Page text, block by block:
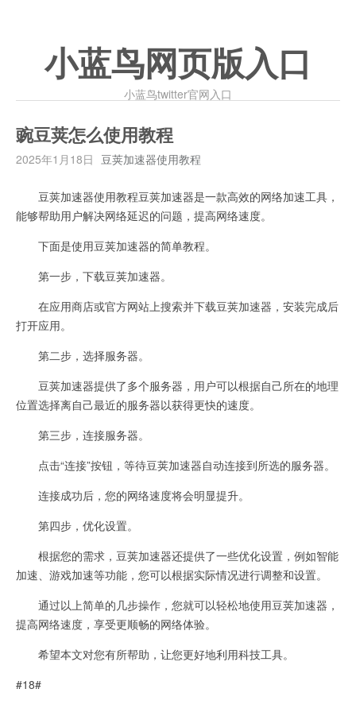
小蓝鸟网页版入口
小蓝鸟twitter官网入口
豌豆荚怎么使用教程
2025年1月18日 豆荚加速器使用教程
豆荚加速器使用教程豆荚加速器是一款高效的网络加速工具，
能够帮助用户解决网络延迟的问题，提高网络速度。
下面是使用豆荚加速器的简单教程。
第一步，下载豆荚加速器。
在应用商店或官方网站上搜索并下载豆荚加速器，安装完成后
打开应用。
第二步，选择服务器。
豆荚加速器提供了多个服务器，用户可以根据自己所在的地理
位置选择离自己最近的服务器以获得更快的速度。
第三步，连接服务器。
点击“连接”按钮，等待豆荚加速器自动连接到所选的服务器。
连接成功后，您的网络速度将会明显提升。
第四步，优化设置。
根据您的需求，豆荚加速器还提供了一些优化设置，例如智能
加速、游戏加速等功能，您可以根据实际情况进行调整和设置。
通过以上简单的几步操作，您就可以轻松地使用豆荚加速器，
提高网络速度，享受更顺畅的网络体验。
希望本文对您有所帮助，让您更好地利用科技工具。
#18#